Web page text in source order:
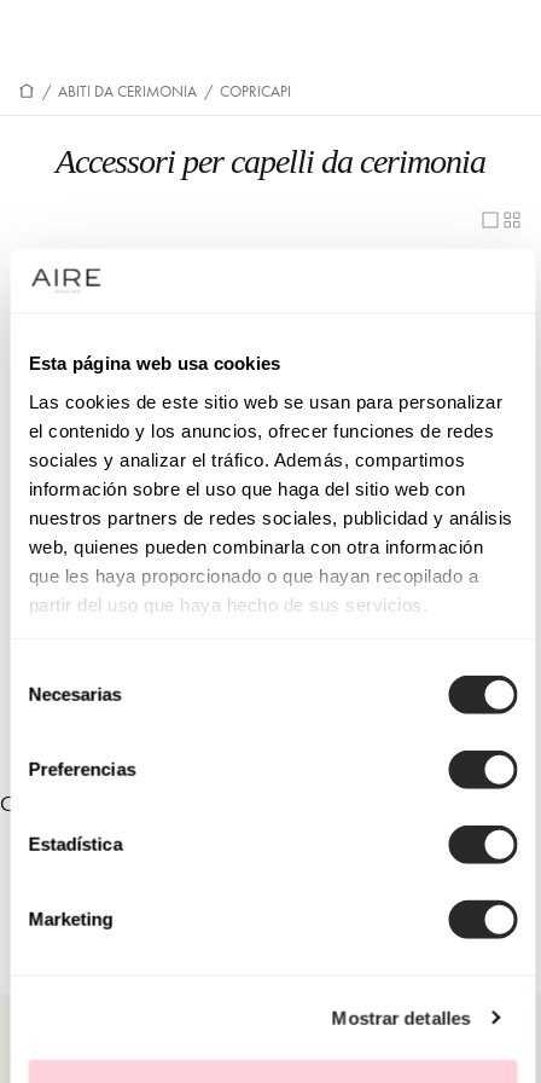
Esta página web usa cookies
Las cookies de este sitio web se usan para personalizar
el contenido y los anuncios, ofrecer funciones de redes
sociales y analizar el tráfico. Además, compartimos
información sobre el uso que haga del sitio web con
nuestros partners de redes sociales, publicidad y análisis
web, quienes pueden combinarla con otra información
que les haya proporcionado o que hayan recopilado a
partir del uso que haya hecho de sus servicios.
Necesarias
Preferencias
Estadística
Marketing
Mostrar detalles
/ ABITI DA CERIMONIA / COPRICAPI
Accessori per capelli da cerimonia
1QT02TOC00
1QT10TOC00
1QT24DIA00
1QT29TOC00
1QT31TOC00
1QT33TOC00
1QT34TOC00
1QT35TOC00
1QT39TOC00
4QT18TOC00
7QT01TOC00
9QT30TOC00
COLLEZIONI COLLEGATE